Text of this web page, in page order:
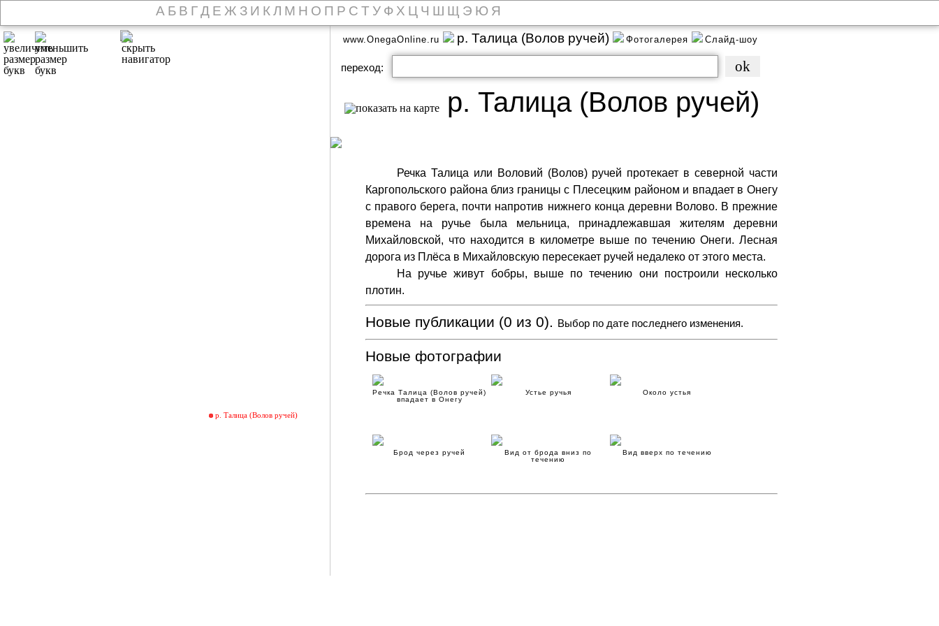
А Б В ГД Е Ж З И К Л М Н О П Р С Т У Ф Х Ц Ч Ш Щ Э Ю Я
р. Талица (Волов ручей)
www.OnegaOnline.ru р. Талица (Волов ручей) Фотогалерея Слайд-шоу
переход:
р. Талица (Волов ручей)
Речка Талица или Воловий (Волов) ручей протекает в северной части
Каргопольского района близ границы с Плесецким районом и впадает в Онегу
с правого берега, почти напротив нижнего конца деревни Волово. В прежние
времена на ручье была мельница, принадлежавшая жителям деревни
Михайловской, что находится в километре выше по течению Онеги. Лесная
дорога из Плёса в Михайловскую пересекает ручей недалеко от этого места.
На ручье живут бобры, выше по течению они построили несколько
плотин.
Новые публикации (0 из 0). Выбор по дате последнего изменения.
Новые фотографии
Речка Талица (Волов ручей)
впадает в Онегу
Устье ручья Около устья
Брод через ручей
Вид от брода вниз по
течению
Вид вверх по течению